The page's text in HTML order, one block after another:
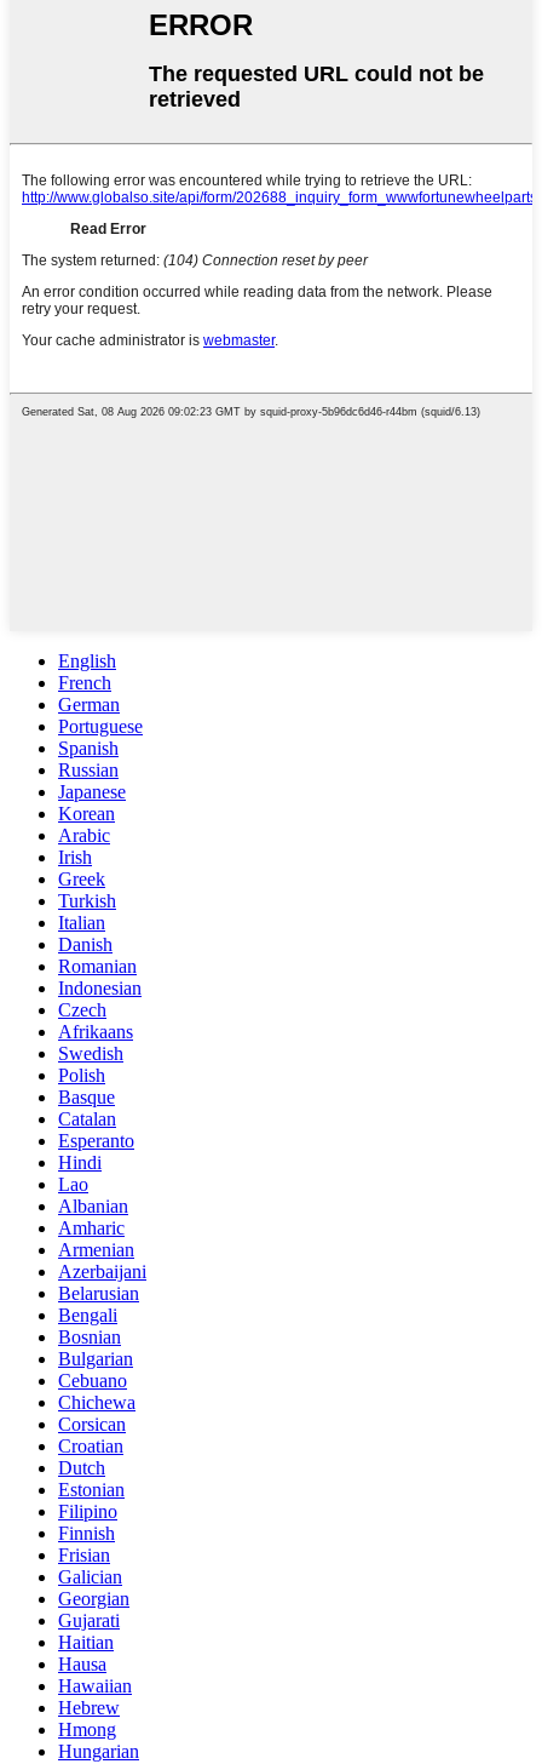
English
French
German
Portuguese
Spanish
Russian
Japanese
Korean
Arabic
Irish
Greek
Turkish
Italian
Danish
Romanian
Indonesian
Czech
Afrikaans
Swedish
Polish
Basque
Catalan
Esperanto
Hindi
Lao
Albanian
Amharic
Armenian
Azerbaijani
Belarusian
Bengali
Bosnian
Bulgarian
Cebuano
Chichewa
Corsican
Croatian
Dutch
Estonian
Filipino
Finnish
Frisian
Galician
Georgian
Gujarati
Haitian
Hausa
Hawaiian
Hebrew
Hmong
Hungarian